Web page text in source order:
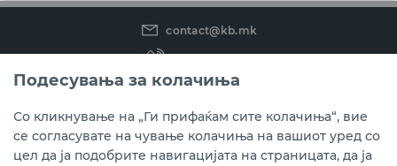
contact@kb.mk
(02) 3 296 800
Instagram
LinkedIn
Youtube
Преземете ја мобилната апликација мБанка.
Подесувања за колачиња
Со кликнување на „Ги прифаќам сите колачиња“, вие
се согласувате на чување колачиња на вашиот уред со
цел да ја подобрите навигацијата на страницата, да ја